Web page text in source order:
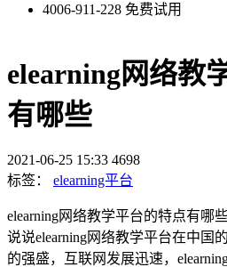
4006-911-228 免费试用
elearning网络教
有哪些
2021-06-25 15:33 4698
标签：
elearning平台
elearning网络教学平台的特点有哪
说说elearning网络教学平台在中国
的强盛，互联网发展迅速，